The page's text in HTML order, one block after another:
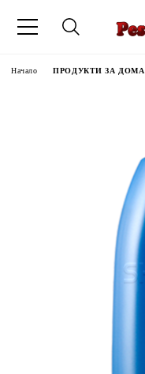
Начало ПРОДУКТИ ЗА ДОМА